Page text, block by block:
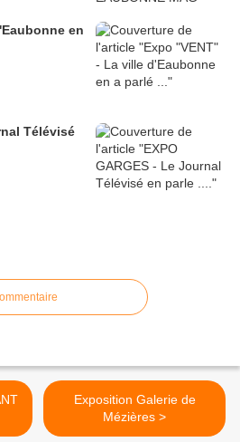
en
Télévisé
Exposition Galerie de
Mézières >